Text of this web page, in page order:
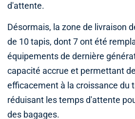
d'attente.
Désormais, la zone de livraison
de 10 tapis, dont 7 ont été
équipements de dernière
capacité accrue et permettant
efficacement à la croissance du
réduisant les temps d'attente
des bagages.